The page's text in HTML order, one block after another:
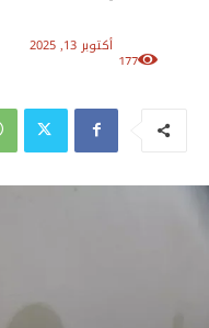
أكتوبر 13, 2025
177